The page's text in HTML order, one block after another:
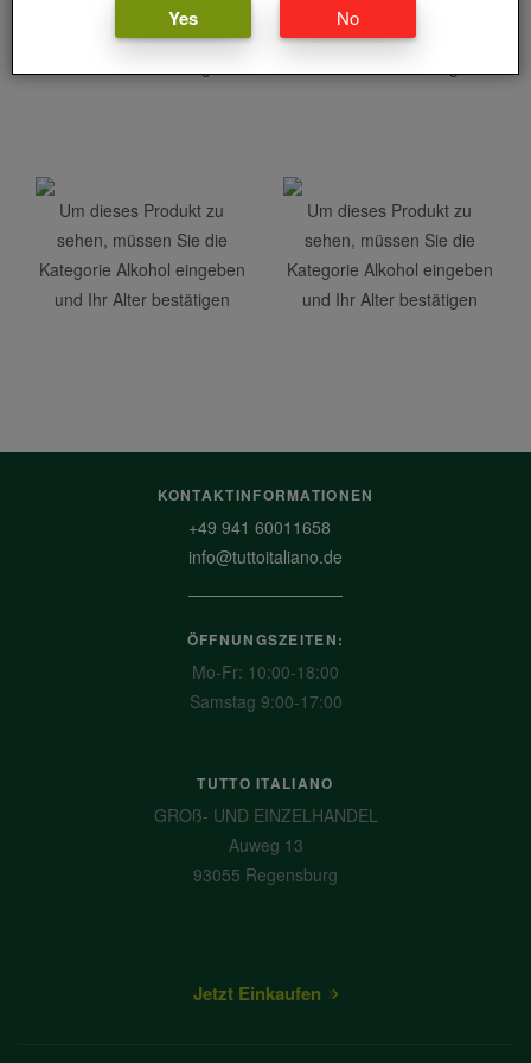
Yes No
sehen, müssen Sie die
Kategorie Alkohol eingeben
sehen, müssen Sie die
Kategorie Alkohol eingeben
Um dieses Produkt zu
sehen, müssen Sie die
Kategorie Alkohol eingeben
und Ihr Alter bestätigen
Um dieses Produkt zu
sehen, müssen Sie die
Kategorie Alkohol eingeben
und Ihr Alter bestätigen
KONTAKTINFORMATIONEN
+49 941 60011658
info@tuttoitaliano.de
ÖFFNUNGSZEITEN:
Mo-Fr: 10:00-18:00
Samstag 9:00-17:00
TUTTO ITALIANO
GROß- UND EINZELHANDEL
Auweg 13
93055 Regensburg
Jetzt Einkaufen